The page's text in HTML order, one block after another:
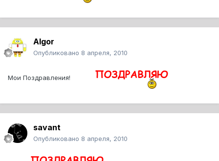
Algor
Опубликовано 8 апреля, 2010
Мои Поздравления!
savant
Опубликовано 8 апреля, 2010